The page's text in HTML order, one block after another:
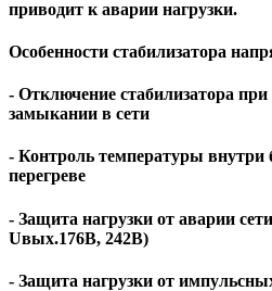
приводит к аварии нагрузки.
Особенности стабилизатора
- Отключение стабилизатора при
замыкании в сети
- Контроль температуры внутри
перегреве
- Защита нагрузки от аварии
Uвых.176В, 242В)
- Защита нагрузки от